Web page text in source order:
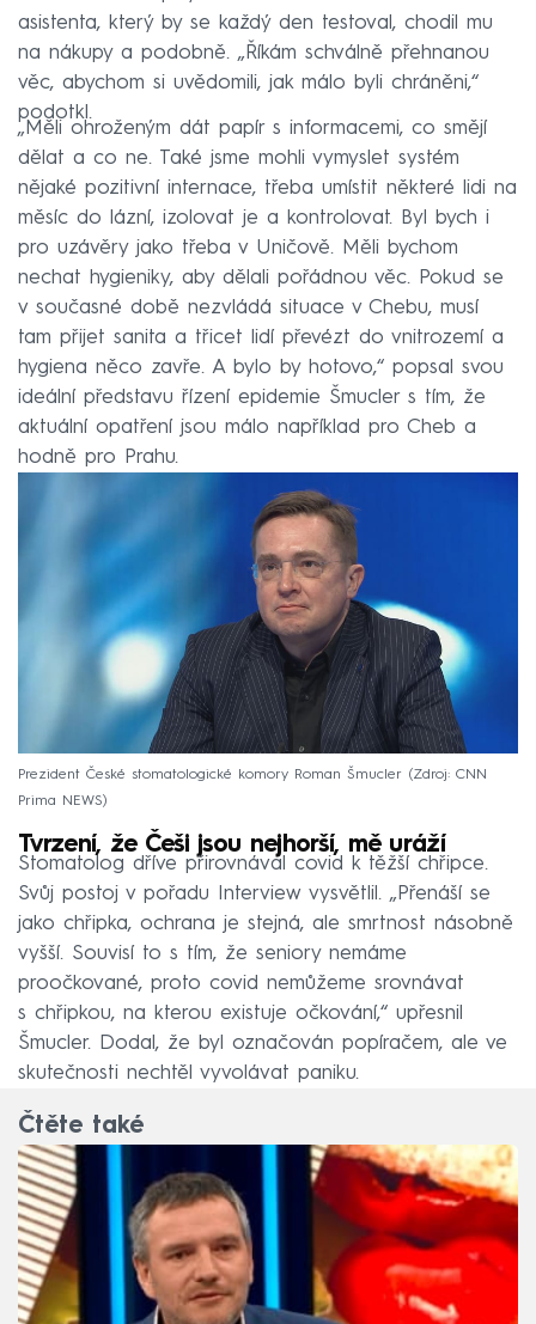
asistenta, který by se každý den testoval, chodil mu
na nákupy a podobně. „Říkám schválně přehnanou
věc, abychom si uvědomili, jak málo byli chráněni,“
podotkl.
„Měli ohroženým dát papír s informacemi, co smějí
dělat a co ne. Také jsme mohli vymyslet systém
nějaké pozitivní internace, třeba umístit některé lidi na
měsíc do lázní, izolovat je a kontrolovat. Byl bych i
pro uzávěry jako třeba v Uničově. Měli bychom
nechat hygieniky, aby dělali pořádnou věc. Pokud se
v současné době nezvládá situace v Chebu, musí
tam přijet sanita a třicet lidí převézt do vnitrozemí a
hygiena něco zavře. A bylo by hotovo,“ popsal svou
ideální představu řízení epidemie Šmucler s tím, že
aktuální opatření jsou málo například pro Cheb a
hodně pro Prahu.
Prezident České stomatologické komory Roman Šmucler
Zdroj: CNN
Prima NEWS
Tvrzení, že Češi jsou nejhorší, mě uráží
Stomatolog dříve přirovnával covid k těžší chřipce.
Svůj postoj v pořadu Interview vysvětlil. „Přenáší se
jako chřipka, ochrana je stejná, ale smrtnost násobně
vyšší. Souvisí to s tím, že seniory nemáme
proočkované, proto covid nemůžeme srovnávat
s chřipkou, na kterou existuje očkování,“ upřesnil
Šmucler. Dodal, že byl označován popíračem, ale ve
skutečnosti nechtěl vyvolávat paniku.
Čtěte také